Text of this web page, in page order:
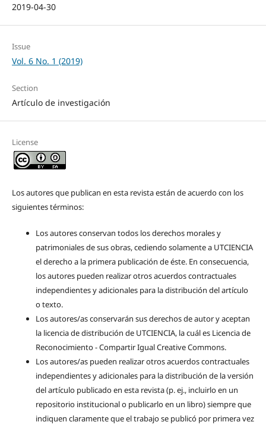
2019-04-30
Issue
Vol. 6 No. 1 (2019)
Section
Artículo de investigación
License
Los autores que publican en esta revista están de acuerdo con los
siguientes términos:
Los autores conservan todos los derechos morales y
patrimoniales de sus obras, cediendo solamente a UTCIENCIA
el derecho a la primera publicación de éste. En consecuencia,
los autores pueden realizar otros acuerdos contractuales
independientes y adicionales para la distribución del artículo
o texto.
Los autores/as conservarán sus derechos de autor y aceptan
la licencia de distribución de UTCIENCIA, la cuál es Licencia de
Reconocimiento - Compartir Igual Creative Commons.
Los autores/as pueden realizar otros acuerdos contractuales
independientes y adicionales para la distribución de la versión
del artículo publicado en esta revista (p. ej., incluirlo en un
repositorio institucional o publicarlo en un libro) siempre que
indiquen claramente que el trabajo se publicó por primera vez